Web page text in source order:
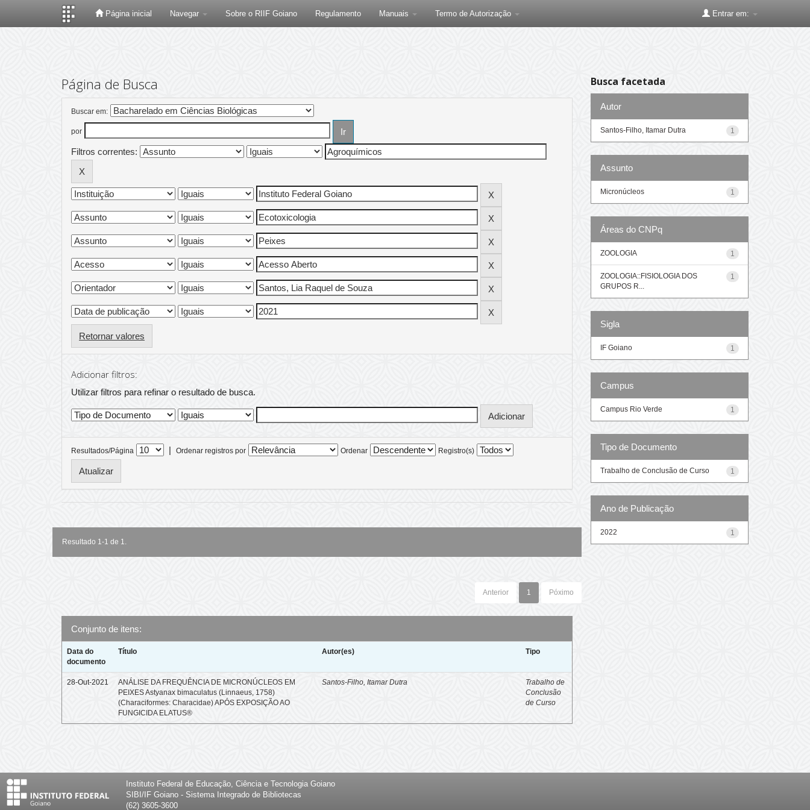
Página inicial Navegar Sobre o RIIF Goiano Regulamento Manuais Termo de Autorização Entrar em:
Página de Busca
Buscar em:
por
Filtros correntes:
Retornar valores
Adicionar filtros:
Utilizar filtros para refinar o resultado de busca.
Resultados/Página | Ordenar registros por Ordenar Registro(s)
Resultado 1-1 de 1.
Anterior 1 Póximo
Conjunto de itens:
Data do
documento
Título Autor(es) Tipo
28-Out-2021
ANÁLISE DA FREQUÊNCIA DE MICRONÚCLEOS EM
PEIXES Astyanax bimaculatus (Linnaeus, 1758)
(Characiformes: Characidae) APÓS EXPOSIÇÃO AO
FUNGICIDA ELATUS®
Santos-Filho, Itamar Dutra
Trabalho de
Conclusão
de Curso
Busca facetada
Autor
1
Santos-Filho, Itamar Dutra
Assunto
1
Micronúcleos
Áreas do CNPq
1
ZOOLOGIA
1
ZOOLOGIA::FISIOLOGIA DOS
GRUPOS R...
Sigla
1
IF Goiano
Campus
1
Campus Rio Verde
Tipo de Documento
1
Trabalho de Conclusão de Curso
Ano de Publicação
1
2022
Instituto Federal de Educação, Ciência e Tecnologia Goiano
SIBI/IF Goiano - Sistema Integrado de Bibliotecas
(62) 3605-3600